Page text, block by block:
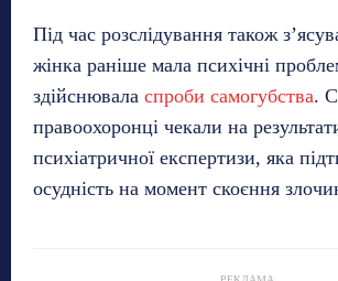
Під час розслідування також
жінка раніше мала психічні
здійснювала спроби самогубства.
правоохоронці чекали на
психіатричної експертизи, яка
осудність на момент скоєння